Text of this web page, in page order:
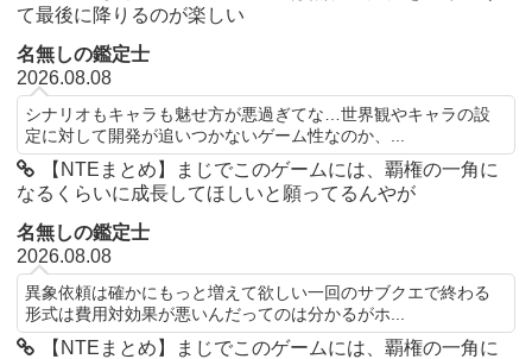
て最後に降りるのが楽しい
名無しの鑑定士
2026.08.08
シナリオもキャラも魅せ方が悪過ぎてな…世界観やキャラの設
定に対して開発が追いつかないゲーム性なのか、...
【NTEまとめ】まじでこのゲームには、覇権の一角に
なるくらいに成長してほしいと願ってるんやが
名無しの鑑定士
2026.08.08
異象依頼は確かにもっと増えて欲しい一回のサブクエで終わる
形式は費用対効果が悪いんだってのは分かるがホ...
【NTEまとめ】まじでこのゲームには、覇権の一角に